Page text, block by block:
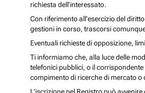
richiesta dell’interessato.
Con riferimento all’esercizio del
gestioni in corso, trascorsi
Eventuali richieste di opposizione,
Ti informiamo che, alla luce delle
telefonici pubblici, o il
compimento di ricerche di mercato o